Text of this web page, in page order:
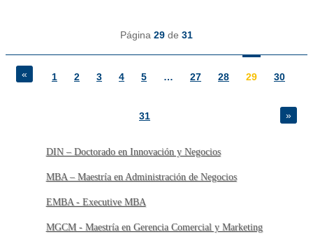
Página 29 de 31
« 1 2 3 4 5 … 27 28 29 30
31 »
DIN – Doctorado en Innovación y Negocios
MBA – Maestría en Administración de Negocios
EMBA - Executive MBA
MGCM - Maestría en Gerencia Comercial y Marketing